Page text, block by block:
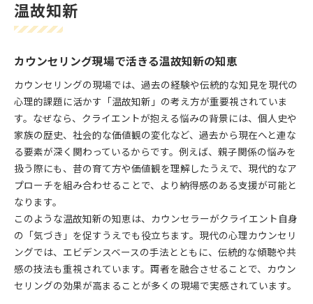
温故知新
カウンセリング現場で活きる温故知新の知恵
カウンセリングの現場では、過去の経験や伝統的な知見を現代の
心理的課題に活かす「温故知新」の考え方が重要視されていま
す。なぜなら、クライエントが抱える悩みの背景には、個人史や
家族の歴史、社会的な価値観の変化など、過去から現在へと連な
る要素が深く関わっているからです。例えば、親子関係の悩みを
扱う際にも、昔の育て方や価値観を理解したうえで、現代的なア
プローチを組み合わせることで、より納得感のある支援が可能と
なります。
このような温故知新の知恵は、カウンセラーがクライエント自身
の「気づき」を促すうえでも役立ちます。現代の心理カウンセリ
ングでは、エビデンスベースの手法とともに、伝統的な傾聴や共
感の技法も重視されています。両者を融合させることで、カウン
セリングの効果が高まることが多くの現場で実感されています。